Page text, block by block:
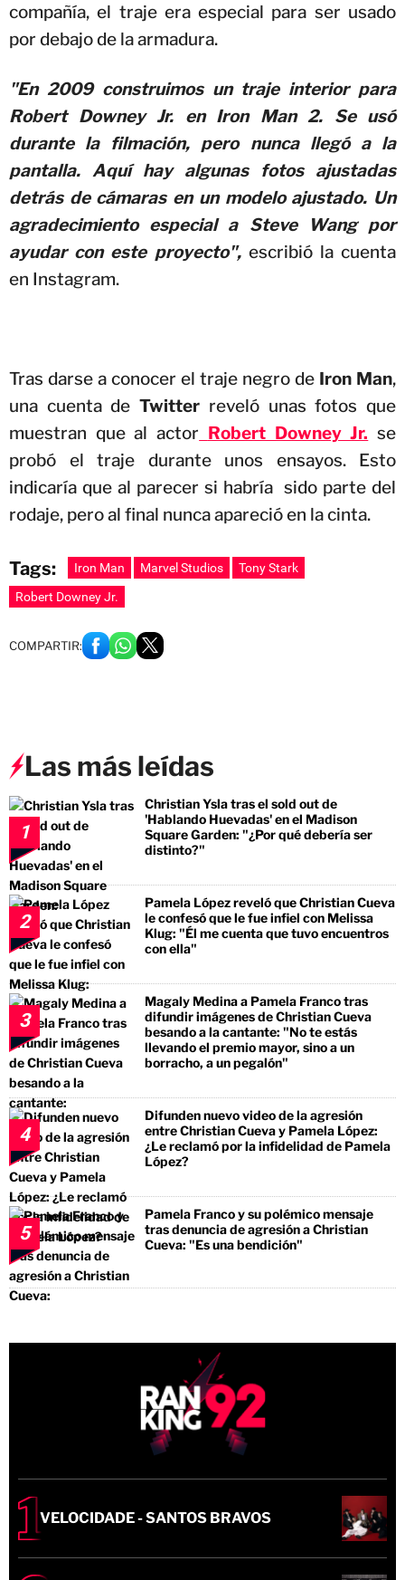
compañía, el traje era especial para ser usado
por debajo de la armadura.
"En 2009 construimos un traje interior para
Robert Downey Jr. en Iron Man 2. Se usó
durante la filmación, pero nunca llegó a la
pantalla. Aquí hay algunas fotos ajustadas
detrás de cámaras en un modelo ajustado. Un
agradecimiento especial a Steve Wang por
ayudar con este proyecto",escribió la cuenta
en Instagram.
Tras darse a conocer el traje negro de Iron Man,
una cuenta deTwitter reveló unas fotos que
muestran que al actor Robert Downey Jr. se
probó el traje durante unos ensayos. Esto
indicaría que al parecer si habría sido parte del
rodaje, pero al final nunca apareció en la cinta.
Tags: Iron Man Marvel Studios
Tony Stark
Robert Downey Jr.
COMPARTIR:
Las más leídas
1
Christian Ysla tras el sold out de
'Hablando Huevadas' en el Madison
Square Garden: "¿Por qué debería ser
distinto?"
2
Pamela López reveló que Christian Cueva
le confesó que le fue infiel con Melissa
Klug: "Él me cuenta que tuvo encuentros
con ella"
3
Magaly Medina a Pamela Franco tras
difundir imágenes de Christian Cueva
besando a la cantante: "No te estás
llevando el premio mayor, sino a un
borracho, a un pegalón"
4
Difunden nuevo video de la agresión
entre Christian Cueva y Pamela López:
¿Le reclamó por la infidelidad de Pamela
López?
5
Pamela Franco y su polémico mensaje
tras denuncia de agresión a Christian
Cueva: "Es una bendición"
VELOCIDADE - SANTOS BRAVOS